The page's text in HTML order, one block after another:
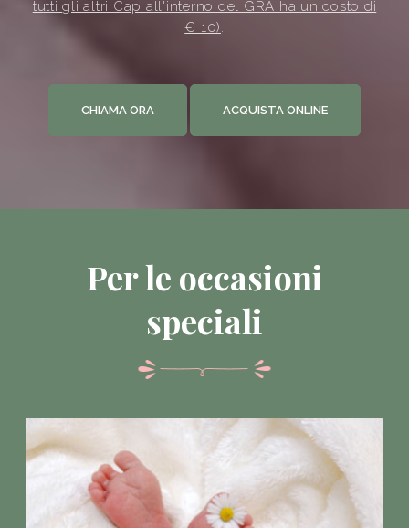
tutti gli altri Cap all'interno del GRA ha un costo di
€ 10).
CHIAMA ORA ACQUISTA ONLINE
Per le occasioni
speciali